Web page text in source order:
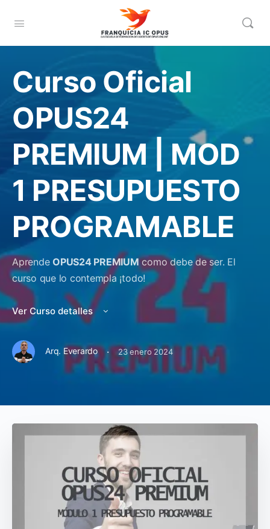
Curso Oficial
OPUS24
PREMIUM | MOD
1 PRESUPUESTO
PROGRAMABLE
AprendeOPUS24 PREMIUMcomo debe de ser. El
curso que lo contempla ¡todo!
Ver Curso detalles
Arq. Everardo · 23 enero 2024